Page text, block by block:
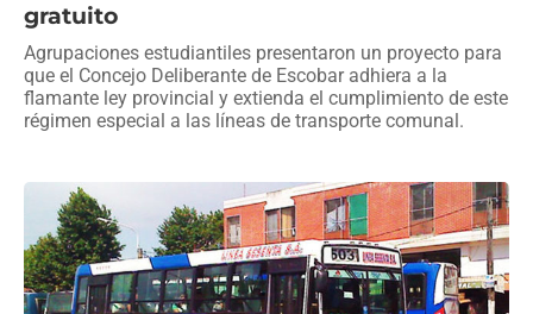
gratuito
Agrupaciones estudiantiles presentaron un proyecto para
que el Concejo Deliberante de Escobar adhiera a la
flamante ley provincial y extienda el cumplimiento de este
régimen especial a las líneas de transporte comunal.